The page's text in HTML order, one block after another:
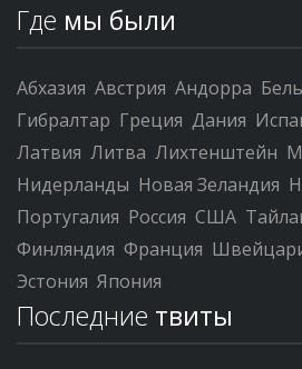
Где мы были
Абхазия Австрия Андорра
Гибралтар Греция Дания
Латвия Литва Лихтенштейн
Нидерланды Новая Зеландия
Португалия Россия США
Финляндия Франция
Эстония Япония
Последние твиты